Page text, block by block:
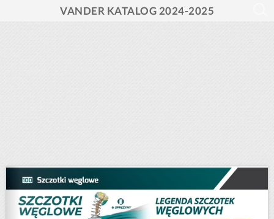
VANDER KATALOG 2024-2025